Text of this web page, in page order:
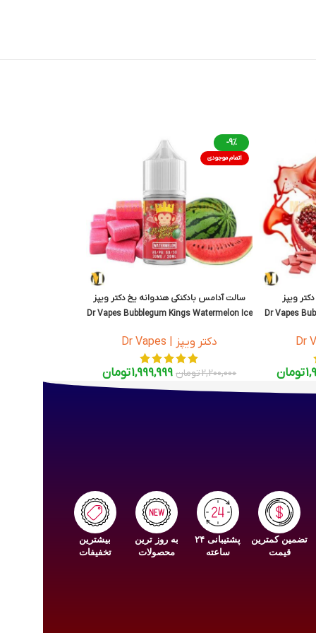
ویپز
Dr Vapes
تومان
-9%
اتمام موجودی
سالت آدامس بادکنکی هندوانه یخ دکتر ویپز
Dr Vapes Bubblegum Kings Watermelon Ice
دکتر ویپز | Dr Vapes
2,200,000تومان 1,999,999تومان
تضمین کمترین
قیمت
پشتیبانی ۲۴
ساعته
به روز ترین
محصولات
بیشترین
تخفیفات